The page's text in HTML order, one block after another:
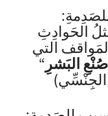
الحَوادِثِ
التي
البَشرِ “